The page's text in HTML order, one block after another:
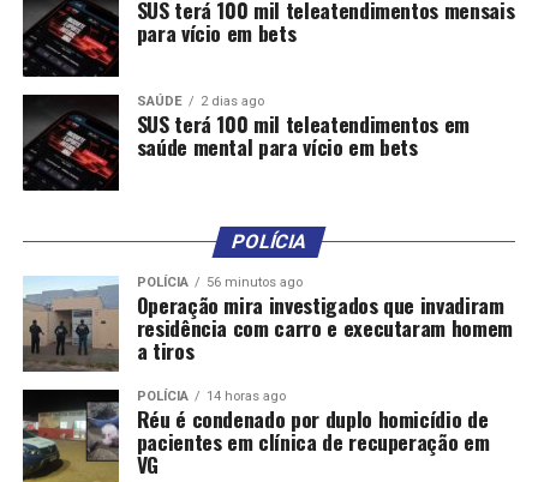
SUS terá 100 mil teleatendimentos mensais
para vício em bets
SAÚDE 2 dias ago
SUS terá 100 mil teleatendimentos em
saúde mental para vício em bets
POLÍCIA
POLÍCIA 56 minutos ago
Operação mira investigados que invadiram
residência com carro e executaram homem
a tiros
POLÍCIA 14 horas ago
Réu é condenado por duplo homicídio de
pacientes em clínica de recuperação em
VG